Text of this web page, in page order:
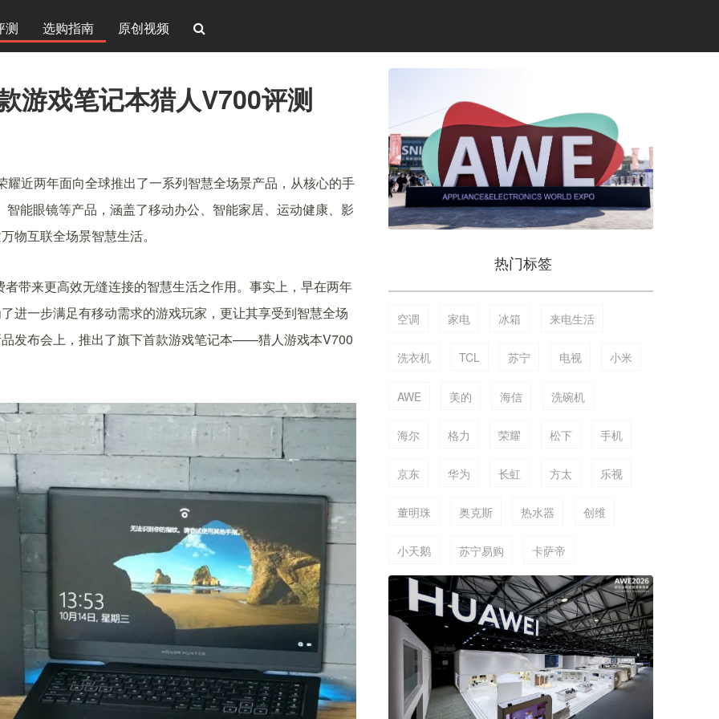
测 选购指南 原创视频
游戏笔记本猎人V700评测
耀近两年面向全球推出了一系列智慧全场景产品，从核心的手
能眼镜等产品，涵盖了移动办公、智能家居、运动健康、影
物互联全场景智慧生活。
带来更高效无缝连接的智慧生活之作用。事实上，早在两年
进一步满足有移动需求的游戏玩家，更让其享受到智慧全场
发布会上，推出了旗下首款游戏笔记本——猎人游戏本V700
热门标签
空调 家电 冰箱 来电生活
洗衣机 TCL 苏宁 电视 小米
AWE 美的 海信 洗碗机
海尔 格力 荣耀 松下 手机
京东 华为 长虹 方太 乐视
董明珠 奥克斯 热水器 创维
小天鹅 苏宁易购 卡萨帝